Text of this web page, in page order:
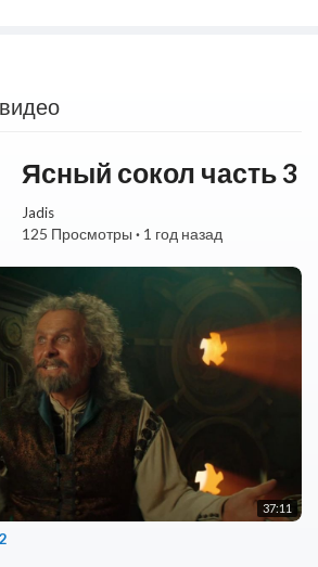
Ясный сокол часть 3
Jadis
125 Просмотры · 1 год назад
37:11